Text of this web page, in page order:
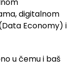
digitalnom
Economy) i
u čemu i baš